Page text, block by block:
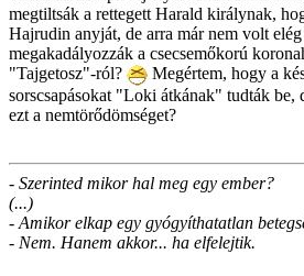
megtiltsák a rettegett Harald királynak,
Hajrudin anyját, de arra már nem volt
megakadályozzák a csecsemőkorú
"Tajgetosz"-ról?
Megértem, hogy a
sorscsapásokat "Loki átkának" tudták be,
ezt a nemtörődömséget?
- Szerinted mikor hal meg egy ember?
(...)
- Amikor elkap egy gyógyíthatatlan
- Nem. Hanem akkor... ha elfelejtik.